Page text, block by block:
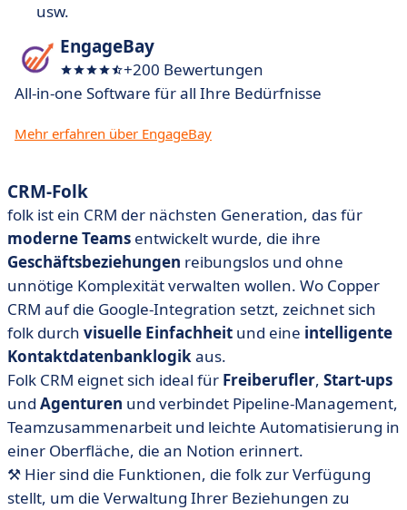
usw.
EngageBay
+200 Bewertungen
All-in-one Software für all Ihre Bedürfnisse
Mehr erfahren über EngageBay
CRM-Folk
folk ist ein CRM der nächsten Generation, das für
moderne Teams entwickelt wurde, die ihre
Geschäftsbeziehungen reibungslos und ohne
unnötige Komplexität verwalten wollen. Wo Copper
CRM auf die Google-Integration setzt, zeichnet sich
folk durch visuelle Einfachheit und eine intelligente
Kontaktdatenbanklogikaus.
Folk CRM eignet sich ideal für Freiberufler, Start-ups
und Agenturen und verbindet Pipeline-Management,
Teamzusammenarbeit und leichte Automatisierung in
einer Oberfläche, die an Notion erinnert.
⚒️ Hier sind die Funktionen, die folk zur Verfügung
stellt, um die Verwaltung Ihrer Beziehungen zu